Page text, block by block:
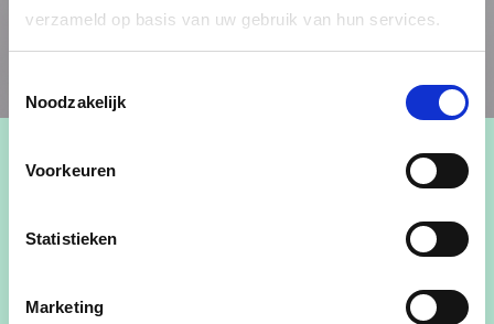
verzameld op basis van uw gebruik van hun services.
Noodzakelijk
Voorkeuren
Statistieken
Marketing
Schepen